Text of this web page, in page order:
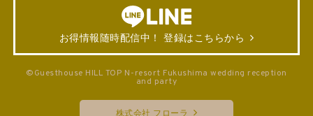
お得情報随時配信中！ 登録はこちらから
©Guesthouse HILL TOP N-resort Fukushima wedding reception
and party
株式会社 フローラ